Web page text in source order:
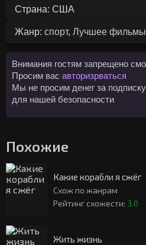
Страна: США
Жанр: спорт, Лучшее фильмы
Внимания гостям запрещено
Просим вас авторизрваться
Мы не просим денег за
для нашей безопасности
Похожие
Какие корабли я сжёг
Схож по жанрам
Рейтинг схожести: 3.0
Жить жизнь